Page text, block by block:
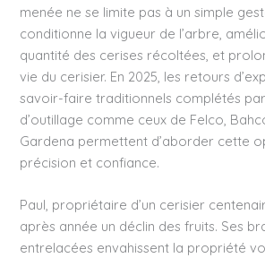
menée ne se limite pas à un simple
conditionne la vigueur de l’arbre,
quantité des cerises récoltées, et
vie du cerisier. En 2025, les retours
savoir-faire traditionnels complétés
d’outillage comme ceux de Felco,
Gardena permettent d’aborder cette
précision et confiance.
Paul, propriétaire d’un cerisier
après année un déclin des fruits. Ses
entrelacées envahissent la propriété